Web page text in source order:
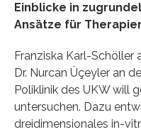
Einblicke in
Ansätze für
Franziska Karl-Schöller
Dr. Nurcan Üçeyler an
Poliklinik des UKW will
untersuchen. Dazu
dreidimensionales in-